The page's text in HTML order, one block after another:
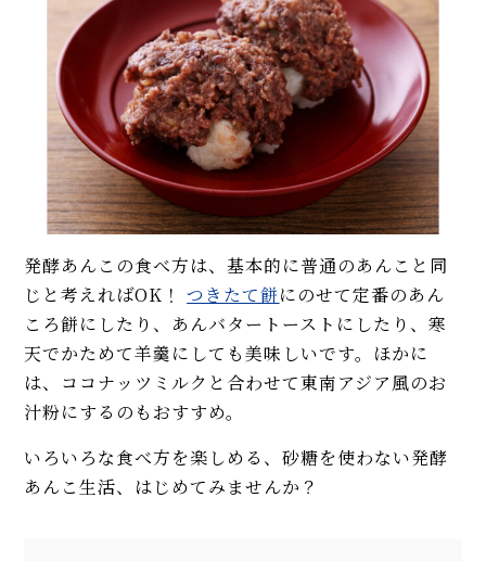
発酵あんこの食べ方は、基本的に普通のあんこと同
じと考えればOK！つきたて餅にのせて定番のあん
ころ餅にしたり、あんバタートーストにしたり、寒
天でかためて羊羹にしても美味しいです。ほかに
は、ココナッツミルクと合わせて東南アジア風のお
汁粉にするのもおすすめ。
いろいろな食べ方を楽しめる、砂糖を使わない発酵
あんこ生活、はじめてみませんか？